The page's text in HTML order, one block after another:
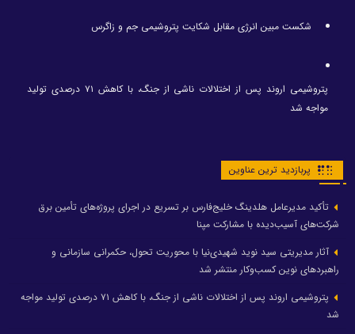
شکست مبین انرژی مقابل شکایت پتروشیمی جم و زاگرس
پتروشیمی اروند پس از اختلالات ناشی از جنگ، با کاهش ۷۱ درصدی تولید
مواجه شد
پربازدید ترین عناوین
تأکید مدیرعامل هلدینگ خلیج‌فارس بر تسریع در اجرای پروژه‌های تأمین برق
شرکت‌های آسیب‌دیده با مشارکت مپنا
آثار مدیریتی سید نوید شهیدی‌نیا با محوریت تحول، حکمرانی سازمانی و
راهبردهای نوین کسب‌وکار منتشر شد
پتروشیمی اروند پس از اختلالات ناشی از جنگ، با کاهش ۷۱ درصدی تولید مواجه
شد